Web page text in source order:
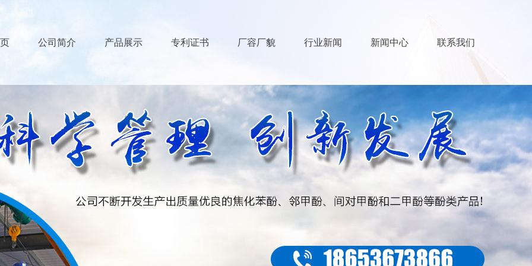
公司简介 产品展示 专利证书 厂容厂貌 行业新闻 新闻中心 联系我们